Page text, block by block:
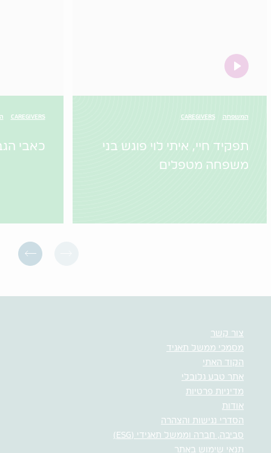
video
המשפחה CAREGIVERS
תפקיד חיי, איתי לוי פוגש בני
משפחה מטפלים
CAREGIVERS
כאבי
צור קשר
מסמכי ממשל תאגיד
הקוד האתי
אתר טבע גלובלי
מדיניות פרטיות
אודות
הסדרי נגישות והצהרה
סביבה, חברה וממשל תאגידי (ESG)
תנאי שימוש באתר